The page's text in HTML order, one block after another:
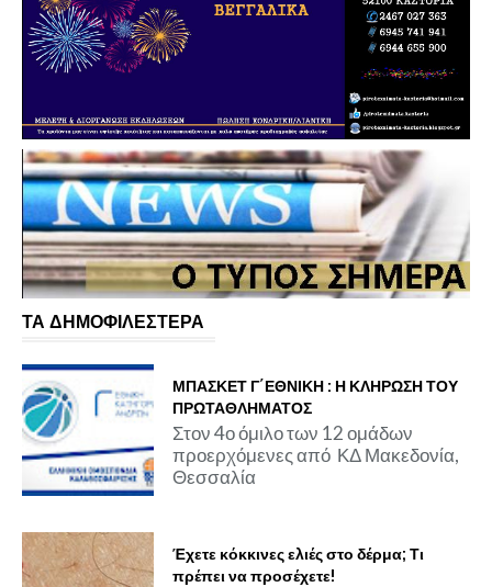
ΤΑ ΔΗΜΟΦΙΛΕΣΤΕΡΑ
ΜΠΑΣΚΕΤ Γ΄ΕΘΝΙΚΗ : Η ΚΛΗΡΩΣΗ ΤΟΥ
ΠΡΩΤΑΘΛΗΜΑΤΟΣ
Στον 4ο όμιλο των 12 ομάδων
προερχόμενες από ΚΔ Μακεδονία,
Θεσσαλία
Έχετε κόκκινες ελιές στο δέρμα; Τι
πρέπει να προσέχετε!